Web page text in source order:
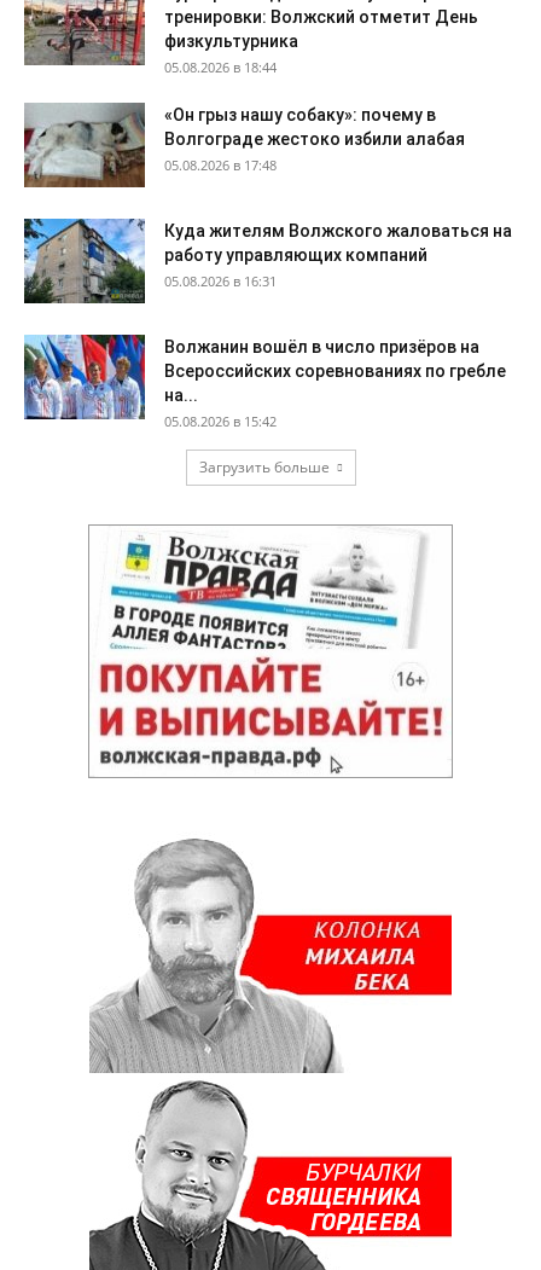
тренировки: Волжский отметит День
физкультурника
05.08.2026 в 18:44
«Он грыз нашу собаку»: почему в
Волгограде жестоко избили алабая
05.08.2026 в 17:48
Куда жителям Волжского жаловаться на
работу управляющих компаний
05.08.2026 в 16:31
Волжанин вошёл в число призёров на
Всероссийских соревнованиях по гребле
на...
05.08.2026 в 15:42
Загрузить больше